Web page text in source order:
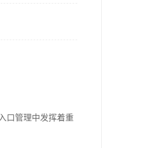
口管理中发挥着重